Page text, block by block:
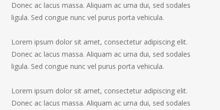
Donec ac lacus massa. Aliquam ac urna dui, sed sodales
ligula. Sed congue nunc vel purus porta vehicula.
Lorem ipsum dolor sit amet, consectetur adipiscing elit.
Donec ac lacus massa. Aliquam ac urna dui, sed sodales
ligula. Sed congue nunc vel purus porta vehicula.
Lorem ipsum dolor sit amet, consectetur adipiscing elit.
Donec ac lacus massa. Aliquam ac urna dui, sed sodales